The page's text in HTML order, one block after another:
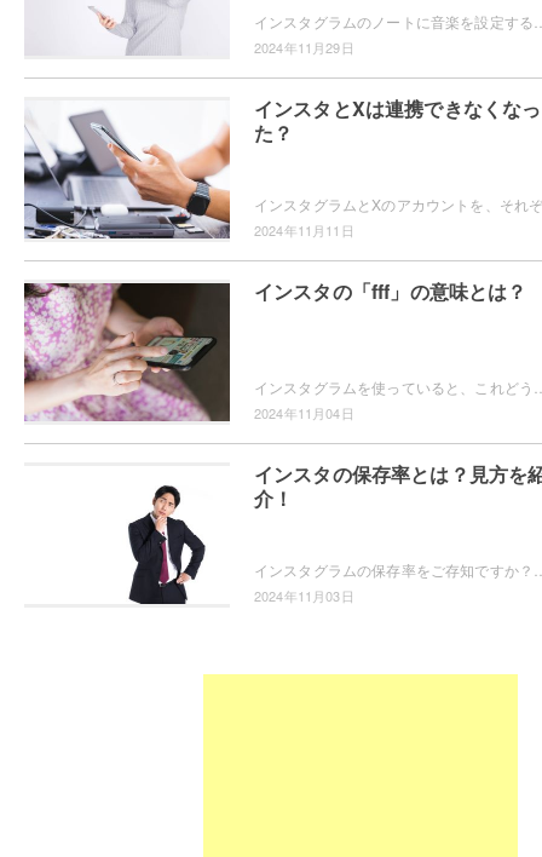
2024年11月29日
インスタとXは連携できなくなっ
た？
2024年11月11日
インスタの「fff」の意味とは？
2024年11月04日
インスタの保存率とは？見方を
介！
2024年11月03日